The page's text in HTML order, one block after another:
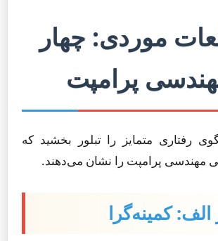
موردی: چهار
پرامپت
رفتاری متمایز را تبلور بخشید که
مهندسی پرامپت را نشان می‌دهند.